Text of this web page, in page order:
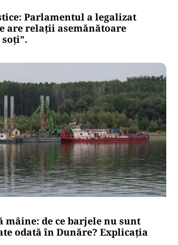
Parlamentul a legalizat
are relații asemănătoare
mâine: de ce barjele nu sunt
odată în Dunăre? Explicația